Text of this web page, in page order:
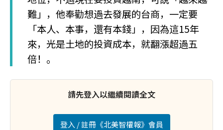
難」，他奉勸想過去發展的台商，一定要
「本人、本事，還有本錢」，因為這15年
來，光是土地的投資成本，就翻漲超過五
倍！。
請先登入以繼續閱讀全文
登入 / 註冊《北美智權報》會員